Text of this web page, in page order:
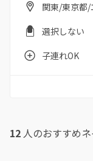
関東/東京都
選択しない
子連れOK
12 人のおすすめ